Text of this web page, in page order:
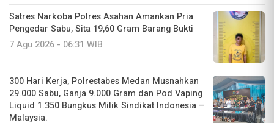
Satres Narkoba Polres Asahan Amankan Pria
Pengedar Sabu, Sita 19,60 Gram Barang Bukti
7 Agu 2026 - 06:31 WIB
300 Hari Kerja, Polrestabes Medan Musnahkan
29.000 Sabu, Ganja 9.000 Gram dan Pod Vaping
Liquid 1.350 Bungkus Milik Sindikat Indonesia –
Malaysia.